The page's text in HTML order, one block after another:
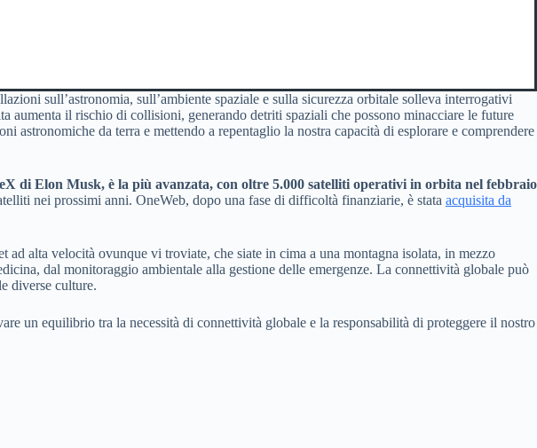
sull’astronomia, sull’ambiente spaziale e sulla sicurezza orbitale solleva interrogativi
aumenta il rischio di collisioni, generando detriti spaziali che possono minacciare le future
da terra e mettendo a repentaglio la nostra capacità di esplorare e comprendere
di Elon Musk, è la più avanzata, con oltre 5.000 satelliti operativi in orbita nel febbraio
nei prossimi anni. OneWeb, dopo una fase di difficoltà finanziarie, è stata acquisita da
alta velocità ovunque vi troviate, che siate in cima a una montagna isolata, in mezzo
dal monitoraggio ambientale alla gestione delle emergenze. La connettività globale può
diverse culture.
un equilibrio tra la necessità di connettività globale e la responsabilità di proteggere il nostro